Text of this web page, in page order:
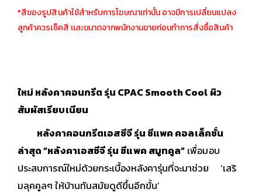
*สีของรูปสินค้าใช้สำหรับการโฆษณาเท่านั้น อาจมีการเปลี่ยนแปลง
ลูกค้าควรเช็คสี เเละขนาดจากพนักงานขายก่อนทำการสั่งซื้อสินค้า
ใหม่ หลังคาคอนกรีต รุ่น CPAC Smooth Cool ผิว
สัมผัสเรียบเนียน
หลังคาคอนกรีตเอสซีจี รุ่น ซีแพค คอลเล็คชั่น
ล่าสุด “หลังคาเอสซีจี รุ่น ซีแพค สมูทคูล” เพื่อมอบ
ประสบการณ์ใหม่ด้วยกระเบื้องหลังคารุ่นที่จะมาช่วย ‘เสริ
มลุคคูลๆ ให้บ้านทันสมัยดูดีขึ้นอีกขั้น’